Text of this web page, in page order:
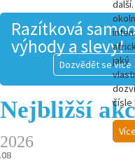
jaký
čísle
Razítková
výhody a slevy!
Dozvědět se více
Nejbližší
2026